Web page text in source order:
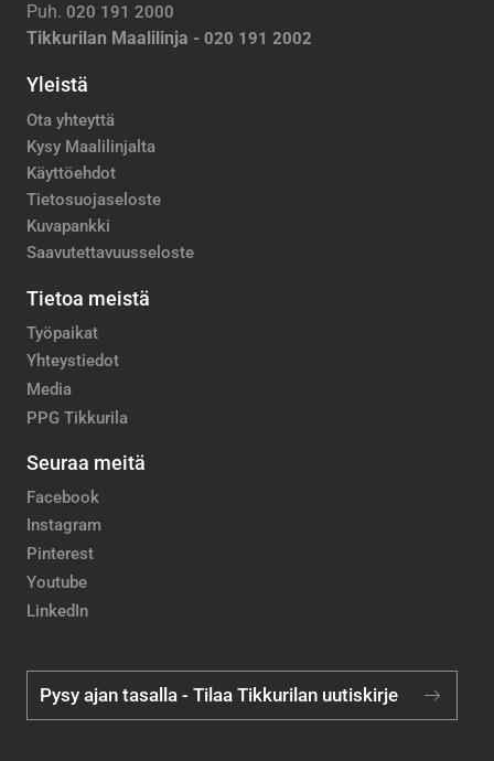
Puh. 020 191 2000
Tikkurilan Maalilinja - 020 191 2002
Yleistä
Ota yhteyttä
Kysy Maalilinjalta
Käyttöehdot
Tietosuojaseloste
Kuvapankki
Saavutettavuusseloste
Tietoa meistä
Työpaikat
Yhteystiedot
Media
PPG Tikkurila
Seuraa meitä
Facebook
Instagram
Pinterest
Youtube
LinkedIn
Pysy ajan tasalla - Tilaa Tikkurilan uutiskirje